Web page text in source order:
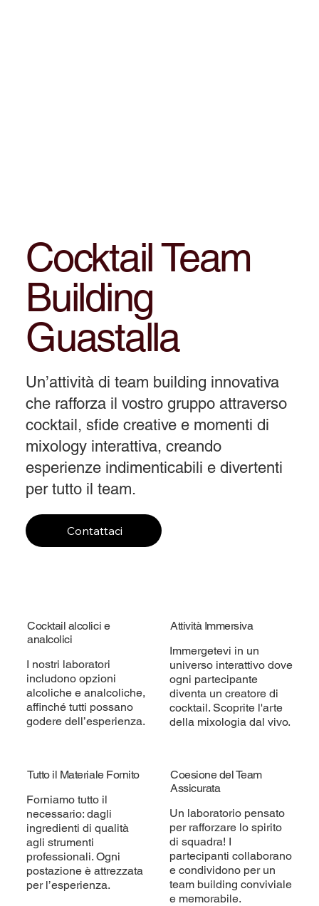
Cocktail Team
Building
Guastalla
Un’attività di team building innovativa
che rafforza il vostro gruppo attraverso
cocktail, sfide creative e momenti di
mixology interattiva, creando
esperienze indimenticabili e divertenti
per tutto il team.
Contattaci
Cocktail alcolici e
analcolici
I nostri laboratori
includono opzioni
alcoliche e analcoliche,
affinché tutti possano
godere dell’esperienza.
Attività Immersiva
Immergetevi in un
universo interattivo dove
ogni partecipante
diventa un creatore di
cocktail. Scoprite l'arte
della mixologia dal vivo.
Tutto il Materiale Fornito
Forniamo tutto il
necessario: dagli
ingredienti di qualità
agli strumenti
professionali. Ogni
postazione è attrezzata
per l’esperienza.
Coesione del Team
Assicurata
Un laboratorio pensato
per rafforzare lo spirito
di squadra! I
partecipanti collaborano
e condividono per un
team building conviviale
e memorabile.